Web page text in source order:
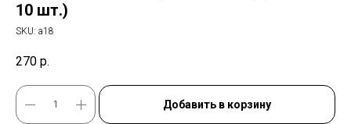
10 шт.)
SKU: а18
270 р.
Добавить в корзину